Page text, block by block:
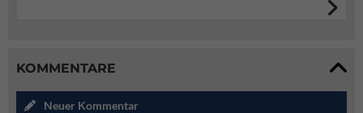
KOMMENTARE
Neuer Kommentar